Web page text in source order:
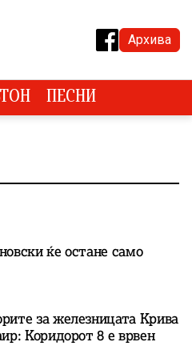
Архива
ПЕСНИ
ќе остане само
за железницата Крива
Коридорот 8 е врвен